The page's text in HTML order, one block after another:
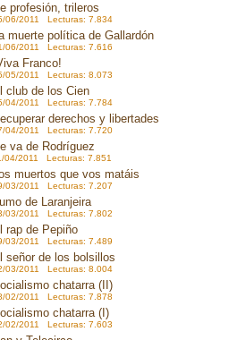
profesión, trileros
06/2011 Lecturas: 7.834
muerte política de Gallardón
06/2011 Lecturas: 7.616
Franco!
05/2011 Lecturas: 8.073
club de los Cien
04/2011 Lecturas: 7.784
derechos y libertades
04/2011 Lecturas: 7.720
va de Rodríguez
04/2011 Lecturas: 7.851
muertos que vos matáis
03/2011 Lecturas: 7.207
de Laranjeira
03/2011 Lecturas: 7.802
rap de Pepiño
03/2011 Lecturas: 7.489
señor de los bolsillos
03/2011 Lecturas: 8.004
chatarra (II)
02/2011 Lecturas: 7.878
chatarra (I)
02/2011 Lecturas: 7.603